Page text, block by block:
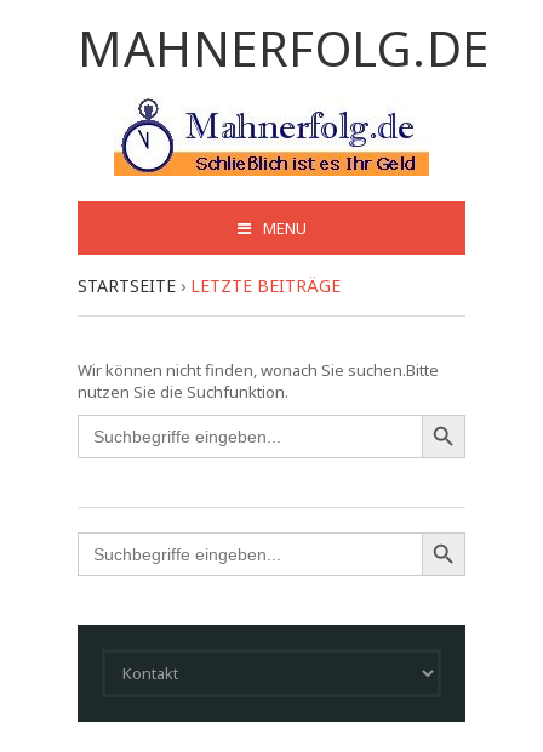
MAHNERFOLG.DE
MENU
STARTSEITE › LETZTE BEITRÄGE
Wir können nicht finden, wonach Sie suchen.Bitte
nutzen Sie die Suchfunktion.
Search
for:
Search
for: